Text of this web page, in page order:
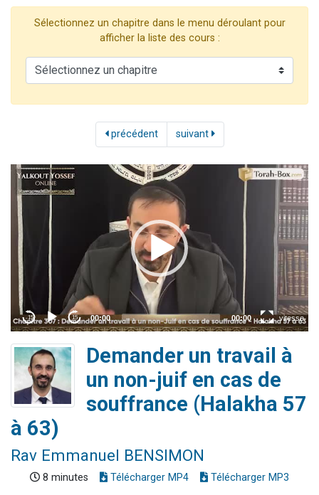
12 nouvelles musiques dans Torah-Box Music
3 personnes viennent de nous rejoindre sur WhatsApp
2 personnes viennent de nous rejoindre sur WhatsApp
Sélectionnez un chapitre dans le menu déroulant pour
afficher la liste des cours :
précédent suivant
Demander un travail à
un non-juif en cas de
souffrance (Halakha 57
à 63)
Rav Emmanuel BENSIMON
8 minutes Télécharger MP4 Télécharger MP3